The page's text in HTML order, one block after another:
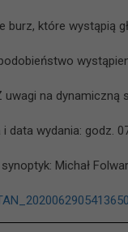
burz, które wystąpią
uwagi na
data wydania: godz.
Michał